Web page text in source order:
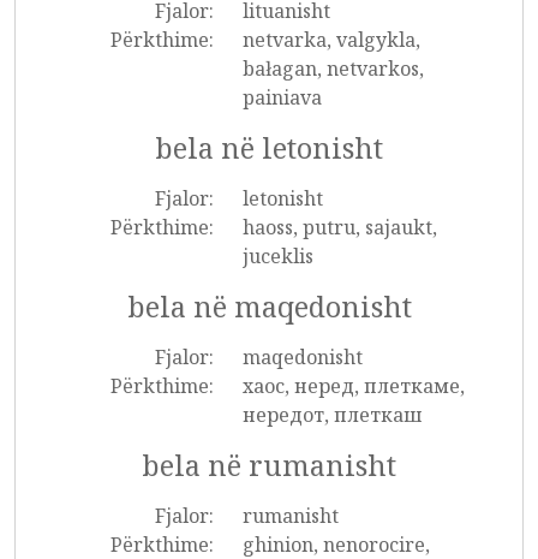
Fjalor:
lituanisht
Përkthime:
netvarka, valgykla,
bałagan, netvarkos,
painiava
bela në letonisht
Fjalor:
letonisht
Përkthime:
haoss, putru, sajaukt,
juceklis
bela në maqedonisht
Fjalor:
maqedonisht
Përkthime:
хаос, неред, плеткаме,
нередот, плеткаш
bela në rumanisht
Fjalor:
rumanisht
Përkthime:
ghinion, nenorocire,